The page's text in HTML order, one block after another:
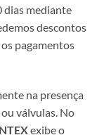
dias mediante
descontos
pagamentos
na presença
válvulas. No
exibe o